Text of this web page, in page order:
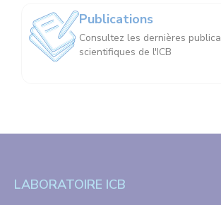
Publications
Consultez les dernières
scientifiques de l'ICB
LABORATOIRE ICB